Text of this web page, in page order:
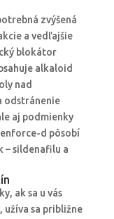
zvýšená
a vedľajšie
blokátor
alkaloid
nad
odstránenie
aj podmienky
d pôsobí
– sildenafilu a
ak sa u vás
sa približne